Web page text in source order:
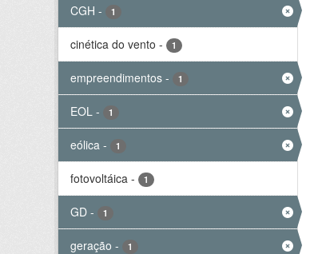
CGH - 1
cinética do vento - 1
empreendimentos - 1
EOL - 1
eólica - 1
fotovoltáica - 1
GD - 1
geração - 1